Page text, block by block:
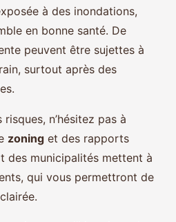
à des inondations,
en bonne santé. De
peuvent être sujettes à
surtout après des
n’hésitez pas à
zoning et des rapports
des municipalités mettent à
qui vous permettront de